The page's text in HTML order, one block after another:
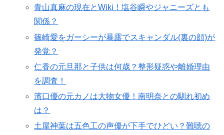
青山真麻の現在とWiki！塩谷瞬やジャニーズとも
関係？
篠崎愛をガーシーが暴露でスキャンダル(裏の顔)が
発覚？
仁香の元旦那と子供は何歳？整形疑惑や離婚理由
を調査！
濱口優の元カノは大物女優！南明奈との馴れ初め
は？
土屋神葉は五色工の声優が下手でひどい？難聴の